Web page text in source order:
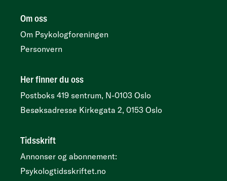
Om oss
Om Psykologforeningen
Personvern
Her finner du oss
Postboks 419 sentrum, N-0103 Oslo
Besøksadresse Kirkegata 2, 0153 Oslo
Tidsskrift
Annonser og abonnement:
Psykologtidsskriftet.no